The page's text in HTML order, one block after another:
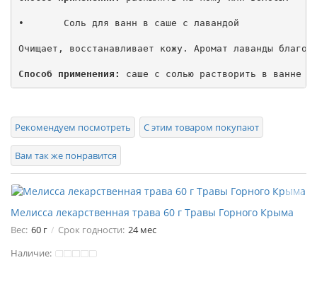
•	Соль для ванн в саше с лавандой
Очищает, восстанавливает кожу. Аромат лаванды
Способ применения:
Рекомендуем посмотреть С этим товаром покупают
Вам так же понравится
Мелисса лекарственная трава 60 г Травы Горного Крыма
Вес: 60 г Срок годности: 24 мес
Наличие: